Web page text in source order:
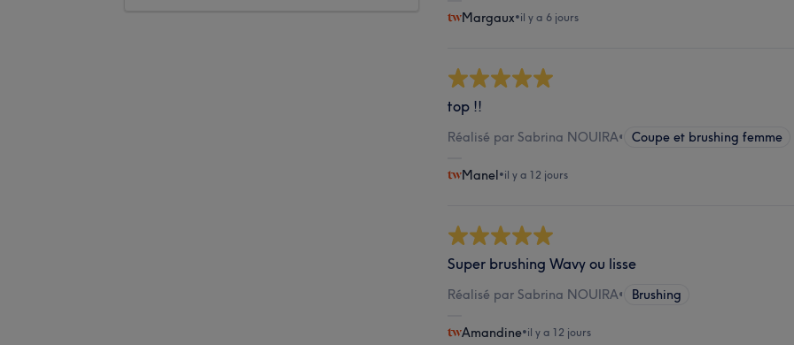
Margaux•il y a 6 jours
top !!
Réalisé par Sabrina NOUIRA• Coupe et brushing femme
Manel•il y a 12 jours
Super brushing Wavy ou lisse
Réalisé par Sabrina NOUIRA• Brushing
Amandine•il y a 12 jours